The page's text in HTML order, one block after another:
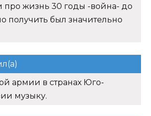
про жизнь 30 годы -война- до
получить был значительно
армии в странах Юго-
музыку.